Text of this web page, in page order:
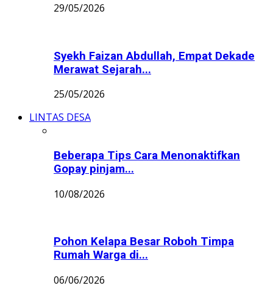
29/05/2026
Syekh Faizan Abdullah, Empat Dekade
Merawat Sejarah...
25/05/2026
LINTAS DESA
Beberapa Tips Cara Menonaktifkan
Gopay pinjam...
10/08/2026
Pohon Kelapa Besar Roboh Timpa
Rumah Warga di...
06/06/2026